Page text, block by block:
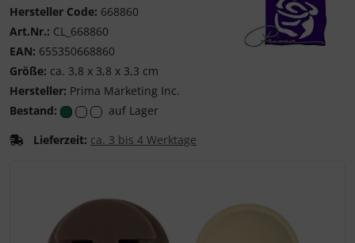
Hersteller Code: 668860
Art.Nr.: CL_668860
EAN: 655350668860
Größe: ca. 3,8 x 3,8 x 3,3 cm
Hersteller: Prima Marketing Inc.
Bestand:
auf Lager
Lieferzeit: ca. 3 bis 4 Werktage